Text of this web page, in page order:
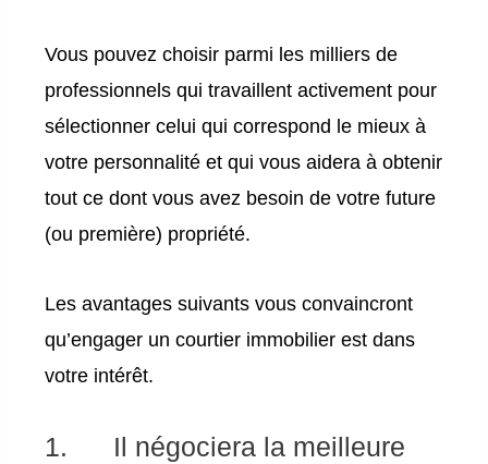
Vous pouvez choisir parmi les milliers de
professionnels qui travaillent activement pour
sélectionner celui qui correspond le mieux à
votre personnalité et qui vous aidera à obtenir
tout ce dont vous avez besoin de votre future
(ou première) propriété.
Les avantages suivants vous convaincront
qu’engager un courtier immobilier est dans
votre intérêt.
1. Il négociera la meilleure